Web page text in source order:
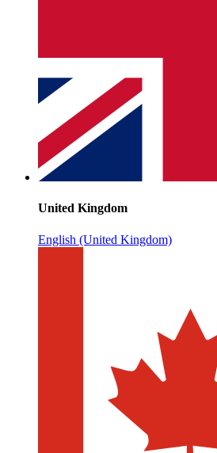
United Kingdom
English (United Kingdom)